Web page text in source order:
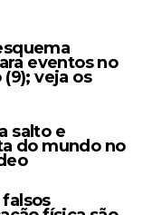
no
PE
eventos no
veja os
salto e
do mundo no